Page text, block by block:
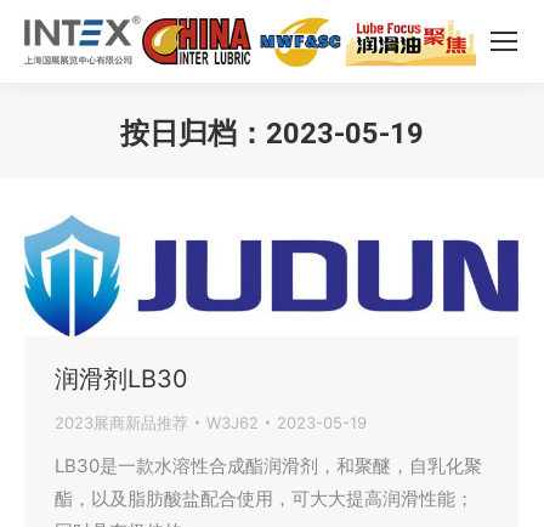
按日归档： 2023-05-19
润滑剂LB30
2023展商新品推荐 W3J62 2023-05-19
LB30是一款水溶性合成酯润滑剂，和聚醚，自乳化聚
酯，以及脂肪酸盐配合使用，可大大提高润滑性能；